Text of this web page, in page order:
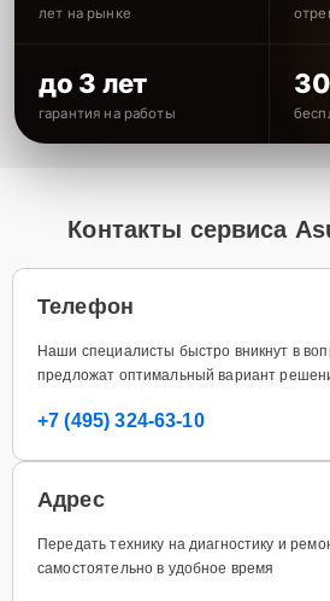
лет на рынке
до 3 лет
гарантия на работы
Контакты сервиса
Телефон
Наши специалисты быстро вникнут в
предложат оптимальный вариант
+7 (495) 324-63-10
Адрес
Передать технику на диагностику и
самостоятельно в удобное время